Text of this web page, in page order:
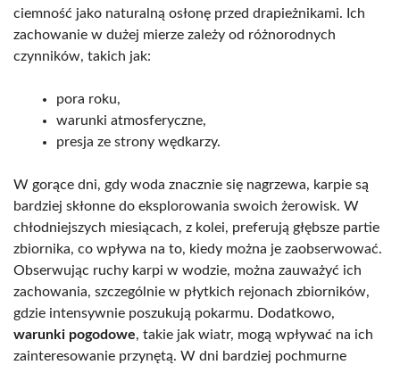
ciemność jako naturalną osłonę przed drapieżnikami. Ich
zachowanie w dużej mierze zależy od różnorodnych
czynników, takich jak:
pora roku,
warunki atmosferyczne,
presja ze strony wędkarzy.
W gorące dni, gdy woda znacznie się nagrzewa, karpie są
bardziej skłonne do eksplorowania swoich żerowisk. W
chłodniejszych miesiącach, z kolei, preferują głębsze partie
zbiornika, co wpływa na to, kiedy można je zaobserwować.
Obserwując ruchy karpi w wodzie, można zauważyć ich
zachowania, szczególnie w płytkich rejonach zbiorników,
gdzie intensywnie poszukują pokarmu. Dodatkowo,
warunki pogodowe, takie jak wiatr, mogą wpływać na ich
zainteresowanie przynętą. W dni bardziej pochmurne